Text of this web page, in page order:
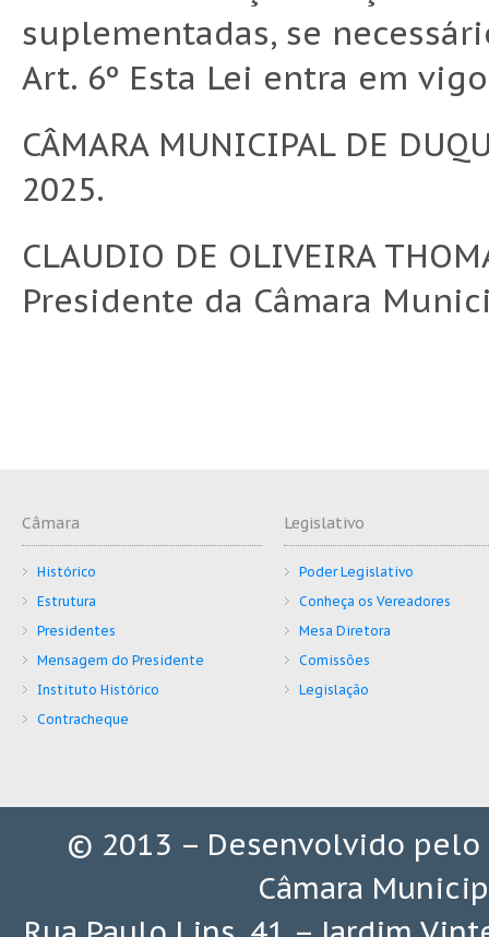
suplementadas, se
Art. 6º Esta Lei entra em
CÂMARA MUNICIPAL DE
2025.
CLAUDIO DE OLIVEIRA
Presidente da Câmara
Câmara
Histórico
Estrutura
Presidentes
Mensagem do Presidente
Instituto Histórico
Contracheque
Legislativo
Poder Legislativo
Conheça os Vereadores
Mesa Diretora
Comissões
Legislação
© 2013 – Desenvolvido pelo
Câmara